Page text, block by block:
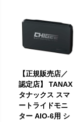
【正規販売店／
認定店】 TANAX
タナックス スマ
ートライドモニ
ター AIO-6用 シ